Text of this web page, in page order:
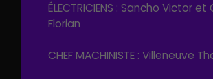
ÉLECTRICIENS : Sancho Victor
Florian
CHEF MACHINISTE : Villeneuve